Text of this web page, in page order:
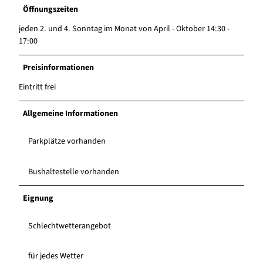
Öffnungszeiten
jeden 2. und 4. Sonntag im Monat von April - Oktober 14:30 -
17:00
Preisinformationen
Eintritt frei
Allgemeine Informationen
Parkplätze vorhanden
Bushaltestelle vorhanden
Eignung
Schlechtwetterangebot
für jedes Wetter